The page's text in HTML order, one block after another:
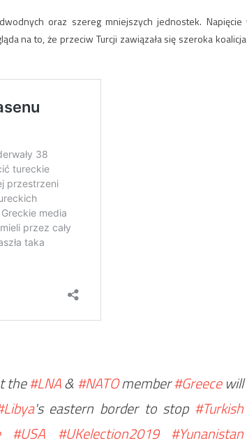
oraz szereg mniejszych jednostek. Napięcie
na to, że przeciw Turcji zawiązała się szeroka
the#LNA&#NATOmember#Greecewill
's eastern border to stop #Turkish
#USA #UKelection2019 #Yunanistan